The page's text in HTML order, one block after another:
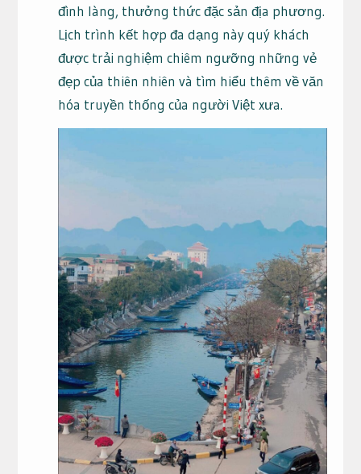
đình làng, thưởng thức đặc sản địa phương.
Lịch trình kết hợp đa dạng này quý khách
được trải nghiệm chiêm ngưỡng những vẻ
đẹp của thiên nhiên và tìm hiểu thêm về văn
hóa truyền thống của người Việt xưa.